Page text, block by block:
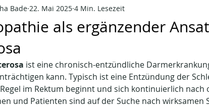
als ergänzender
Bade 22. Mai 2025 4 Min. Lesezeit
ist eine chronisch-entzündliche
kann. Typisch ist eine Entzündung der
im Rektum beginnt und sich kontinuierlich nach
und Patienten sind auf der Suche nach wirksamen